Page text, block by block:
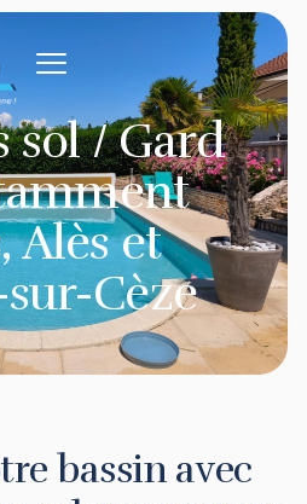
sol / Gard
Alès et
Cèze
bassin avec